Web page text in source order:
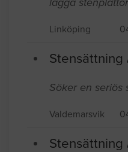
Linköping
Stensättning
Söker en seriös
Valdemarsvik
Stensättning